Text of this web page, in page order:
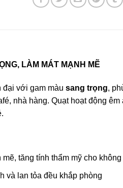
LÀM MÁT MẠNH MẼ
với gam màu sang trọng,
nhà hàng. Quạt hoạt động
mẽ, tăng tính thẩm mỹ cho
và lan tỏa đều khắp phòng